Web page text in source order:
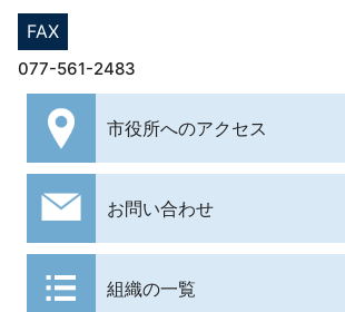
FAX
077-561-2483
市役所へのアクセス
お問い合わせ
組織の一覧